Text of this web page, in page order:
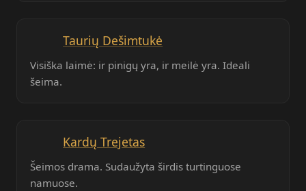
Taurių Dešimtukė
Visiška laimė: ir pinigų yra, ir meilė yra. Ideali
šeima.
Kardų Trejetas
Šeimos drama. Sudaužyta širdis turtinguose
namuose.